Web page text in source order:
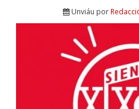
Unviáu por